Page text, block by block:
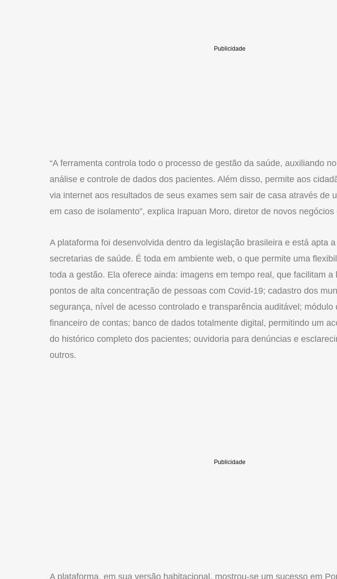
“A ferramenta controla todo o processo de gestão da saúde, auxiliando
análise e controle de dados dos pacientes. Além disso, permite aos
via internet aos resultados de seus exames sem sair de casa através de
em caso de isolamento”, explica Irapuan Moro, diretor de novos negócios
A plataforma foi desenvolvida dentro da legislação brasileira e está apta
secretarias de saúde. É toda em ambiente web, o que permite uma
toda a gestão. Ela oferece ainda: imagens em tempo real, que facilitam a
pontos de alta concentração de pessoas com Covid-19; cadastro dos
segurança, nível de acesso controlado e transparência auditável; módulo
financeiro de contas; banco de dados totalmente digital, permitindo um
do histórico completo dos pacientes; ouvidoria para denúncias e
outros.
A plataforma, em sua versão habitacional, mostrou-se um sucesso em